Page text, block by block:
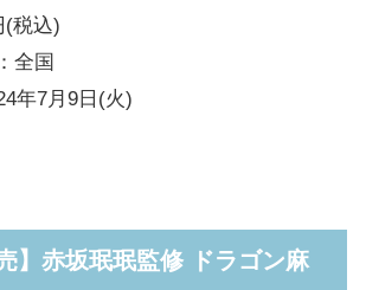
(税込)
全国
年7月9日(火)
】赤坂珉珉監修 ドラゴン麻